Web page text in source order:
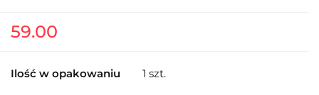
59.00
Ilość w opakowaniu 1 szt.